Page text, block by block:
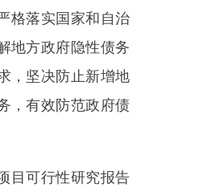
之日起，有效期
年7月1日